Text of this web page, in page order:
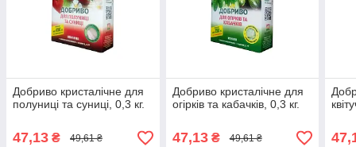
Добриво кристалічне для
полуниці та суниці, 0,3 кг.
47,13 ₴ 49,61 ₴
Добриво кристалічне для
огірків та кабачків, 0,3 кг.
47,13₴ 49,61 ₴